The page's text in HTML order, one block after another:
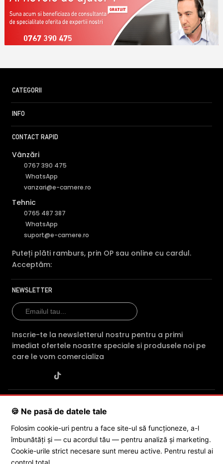
0767 390 475
CATEGORII
INFO
CONTACT RAPID
Vânzări
0767 390 475
WhatsApp
vanzari@e-camere.ro
Tehnic
0765 487 387
WhatsApp
suport@e-camere.ro
Puteți plăti ramburs, prin OP sau online cu cardul.
Acceptăm:
NEWSLETTER
Inscrie-te la newsletterul nostru pentru a primi
imediat ofertele noastre speciale si produsele noi pe
care le vom comercializa
J2015001227161· Capital social: 200 RON · Sediu: Str. Petrache
© 2026 SC POLITES ONLINE SRL
🍪 Ne pasă de datele tale
Folosim cookie-uri pentru a face site-ul să funcționeze, a-l
îmbunătăți și — cu acordul tău — pentru analiză și marketing.
Cookie-urile strict necesare sunt mereu active. Pentru restul ai
control total.